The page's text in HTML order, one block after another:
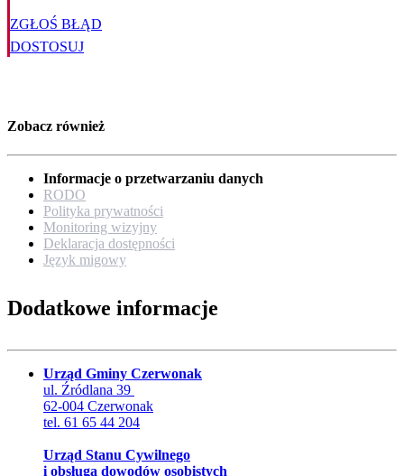
ZGŁOŚ BŁĄD
DOSTOSUJ
Zobacz również
Informacje o przetwarzaniu danych
RODO
Polityka prywatności
Monitoring wizyjny
Deklaracja dostępności
Język migowy
Dodatkowe informacje
Urząd Gminy Czerwonak
ul. Źródlana 39
62-004 Czerwonak
tel. 61 65 44 204
Urząd Stanu Cywilnego
i obsługa dowodów osobistych